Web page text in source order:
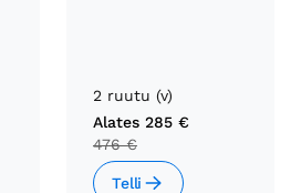
2 ruutu (v)
Alates 285 €
476 €
Telli